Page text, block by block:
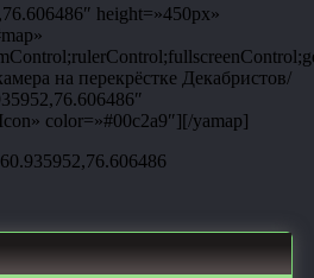
height=»450px»
на перекрёстке Декабристов/
color=»#00c2a9″][/yamap]